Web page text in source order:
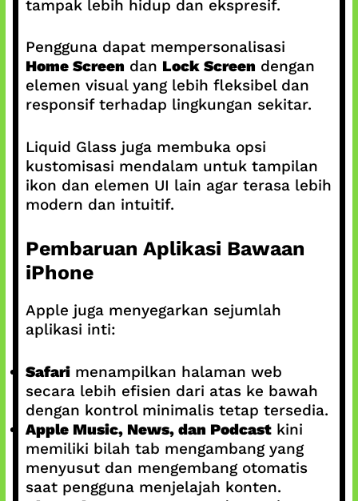
tampak lebih hidup dan ekspresif.
Pengguna dapat mempersonalisasi
Home Screen dan Lock Screen dengan
elemen visual yang lebih fleksibel dan
responsif terhadap lingkungan sekitar.
Liquid Glass juga membuka opsi
kustomisasi mendalam untuk tampilan
ikon dan elemen UI lain agar terasa lebih
modern dan intuitif.
Pembaruan Aplikasi Bawaan
iPhone
Apple juga menyegarkan sejumlah
aplikasi inti:
Safarimenampilkan halaman web
secara lebih efisien dari atas ke bawah
dengan kontrol minimalis tetap tersedia.
Apple Music, News, dan Podcastkini
memiliki bilah tab mengambang yang
menyusut dan mengembang otomatis
saat pengguna menjelajah konten.